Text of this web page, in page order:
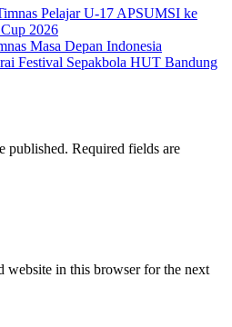
Pelajar U-17 APSUMSI ke
2026
Masa Depan Indonesia
Festival Sepakbola HUT Bandung
published. Required fields are
website in this browser for the next